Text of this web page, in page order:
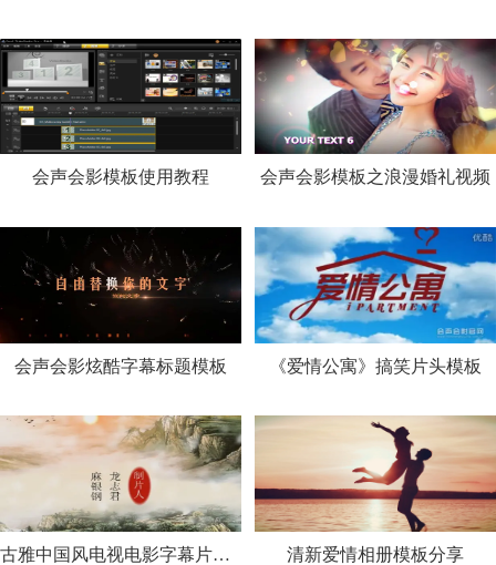
会声会影模板使用教程 会声会影模板之浪漫婚礼视频
会声会影炫酷字幕标题模板 《爱情公寓》搞笑片头模板
古雅中国风电视电影字幕片头模板 清新爱情相册模板分享